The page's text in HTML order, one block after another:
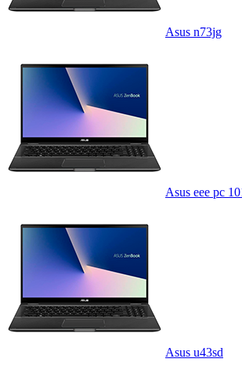
Asus n73jg
Asus eee pc
Asus u43sd